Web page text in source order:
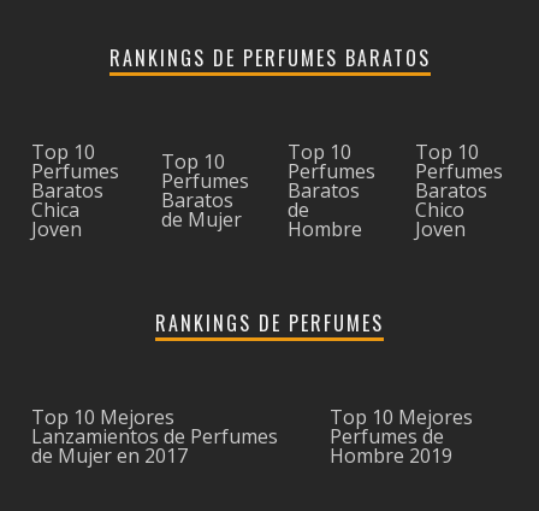
RANKINGS DE PERFUMES BARATOS
Top 10
Perfumes
Baratos
Chica
Joven
Top 10
Perfumes
Baratos
de Mujer
Top 10
Perfumes
Baratos
de
Hombre
Top 10
Perfumes
Baratos
Chico
Joven
RANKINGS DE PERFUMES
Top 10 Mejores
Lanzamientos de Perfumes
de Mujer en 2017
Top 10 Mejores
Perfumes de
Hombre 2019